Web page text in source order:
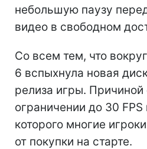
небольшую паузу
видео в свободном
Со всем тем, что
6 вспыхнула новая
релиза игры. Причиной
ограничении до 30 FPS
которого многие
от покупки на старте.